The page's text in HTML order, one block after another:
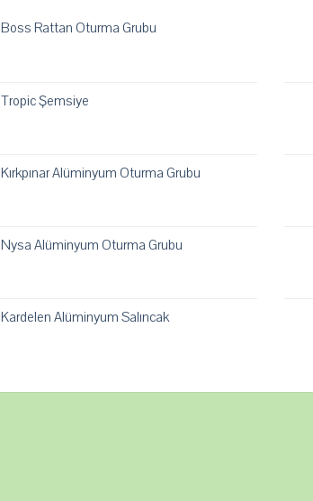
Boss Rattan Oturma Grubu
Tropic Şemsiye
Kırkpınar Alüminyum Oturma Grubu
Nysa Alüminyum Oturma Grubu
Kardelen Alüminyum Salıncak